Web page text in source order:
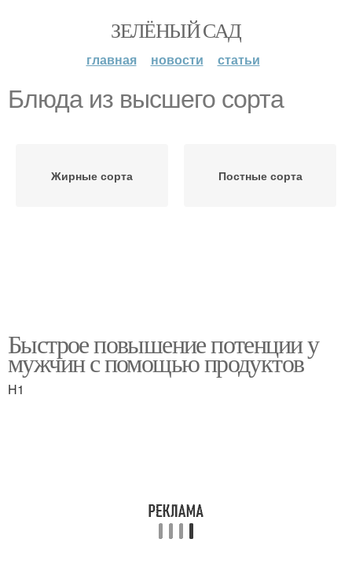
ЗЕЛЁНЫЙ САД
главная новости статьи
Блюда из высшего сорта
Жирные сорта Постные сорта
Быстрое повышение потенции у
мужчин с помощью продуктов
H1